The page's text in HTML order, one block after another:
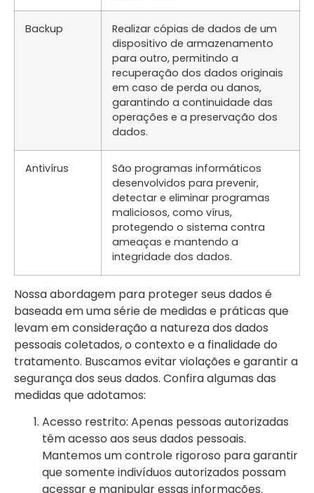
Backup
Realizar cópias de dados de um
dispositivo de armazenamento
para outro, permitindo a
recuperação dos dados originais
em caso de perda ou danos,
garantindo a continuidade das
operações e a preservação dos
dados.
Antivírus
São programas informáticos
desenvolvidos para prevenir,
detectar e eliminar programas
maliciosos, como vírus,
protegendo o sistema contra
ameaças e mantendo a
integridade dos dados.
Nossa abordagem para proteger seus dados é
baseada em uma série de medidas e práticas que
levam em consideração a natureza dos dados
pessoais coletados, o contexto e a finalidade do
tratamento. Buscamos evitar violações e garantir a
segurança dos seus dados. Confira algumas das
medidas que adotamos:
Acesso restrito: Apenas pessoas autorizadas
têm acesso aos seus dados pessoais.
Mantemos um controle rigoroso para garantir
que somente indivíduos autorizados possam
acessar e manipular essas informações.